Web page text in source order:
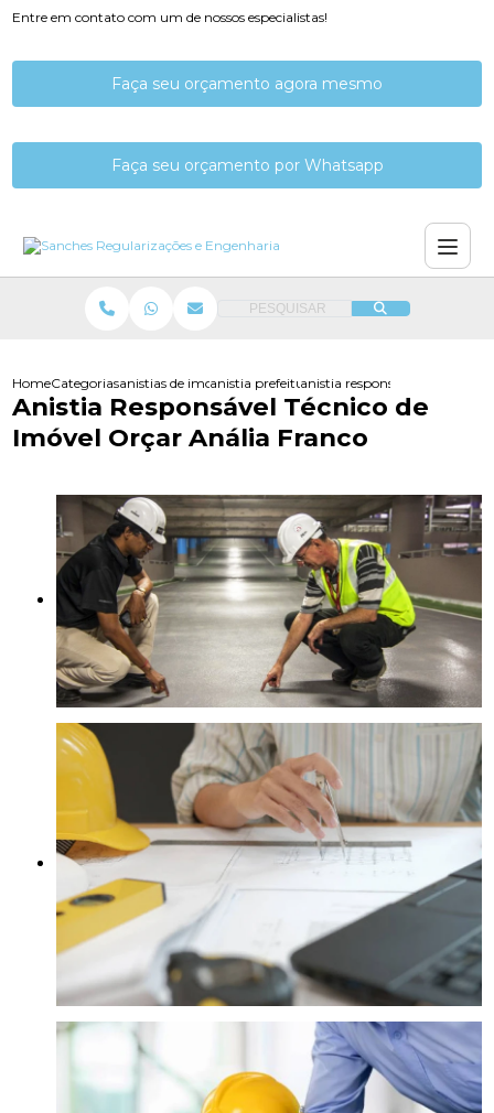
Entre em contato com um de nossos especialistas!
Faça seu orçamento agora mesmo
Faça seu orçamento por Whatsapp
PESQUISAR
HomeCategoriasanistias de imoveisanistia prefeitura imovelanistia responsavel tecnico
Anistia Responsável Técnico de
Imóvel Orçar Anália Franco